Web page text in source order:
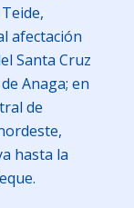
afectación
Santa Cruz
Anaga; en
de
hasta la